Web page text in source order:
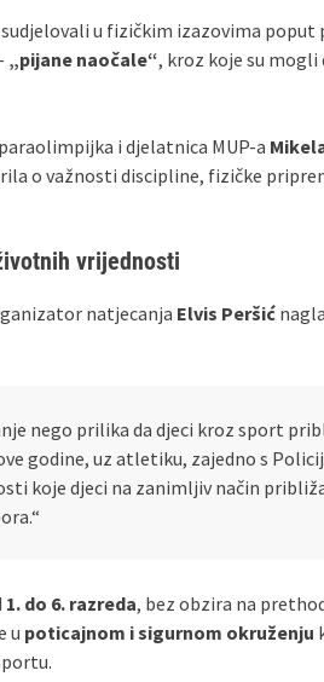
u fizičkim izazovima poput
„pijane naočale“, kroz koje su
i djelatnica MUP-a
o važnosti discipline, fizičke
vrijednosti
natjecanja Elvis Peršić
nego prilika da djeci kroz sport
godine, uz atletiku, zajedno s
koje djeci na zanimljiv način
1. do 6. razreda, bez obzira na
u poticajnom i sigurnom okruženju